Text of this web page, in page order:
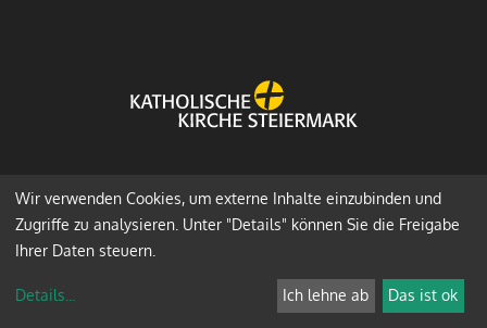
Wir verwenden Cookies, um externe Inhalte einzubinden und
Zugriffe zu analysieren. Unter "Details" können Sie die Freigabe
Ihrer Daten steuern.
Details... Ich lehne ab Das ist ok